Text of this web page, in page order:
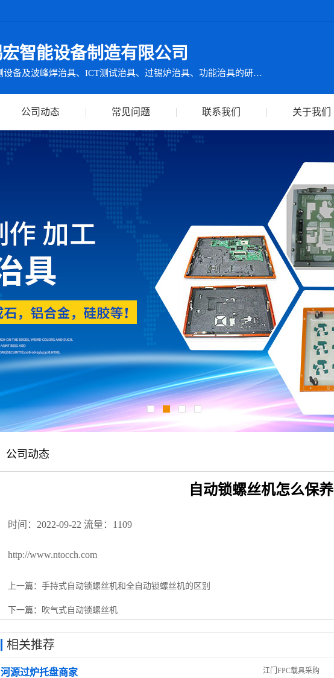
智能设备制造有限公司
集ICT测试仪检测设备及波峰焊治具、ICT测试治具、过锡炉治具、功能治具的研发、生产、销售、服务于一体
公司动态 常见问题 联系我们 关于我们
公司动态
自动锁螺丝机怎么保养
时间：2022-09-22 流量：1109
http://www.ntocch.com
上一篇： 手持式自动锁螺丝机和全自动锁螺丝机的区别
下一篇： 吹气式自动锁螺丝机
相关推荐
河源过炉托盘商家 江门FPC载具采购